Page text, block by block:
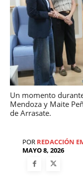
Un momento
Mendoza y Maite
de Arrasate.
POR REDACCIÓN
MAYO 8, 2026